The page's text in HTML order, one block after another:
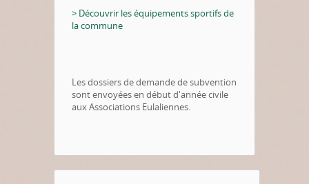
> Découvrir les équipements sportifs de
la commune
Les dossiers de demande de subvention
sont envoyées en début d'année civile
aux Associations Eulaliennes.